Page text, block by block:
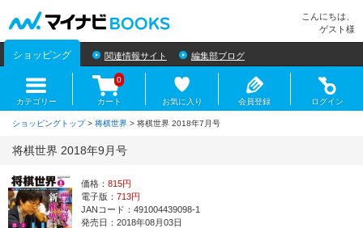
こんにちは、
ゲスト様
ショッピング 関連情報サイト 編集部ブログ
カテゴリー カート
0
お気に入り 会員登録 ログイン
ショッピングトップ> 将棋世界 > 将棋世界 2018年7月号
将棋世界 2018年9月号
価格： 815円
電子版： 713円
JANコード：491004439098-1
発売日：2018年08月03日